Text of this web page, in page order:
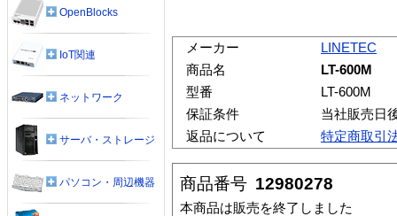
メーカー
LINETEC
商品名
LT-600M
型番
LT-600M
保証条件
当社販売日
返品について
特定商取引
商品番号 12980278
本商品は販売を終了しました
OpenBlocks
IoT関連
ネットワーク
サーバ・ストレージ
パソコン・周辺機器